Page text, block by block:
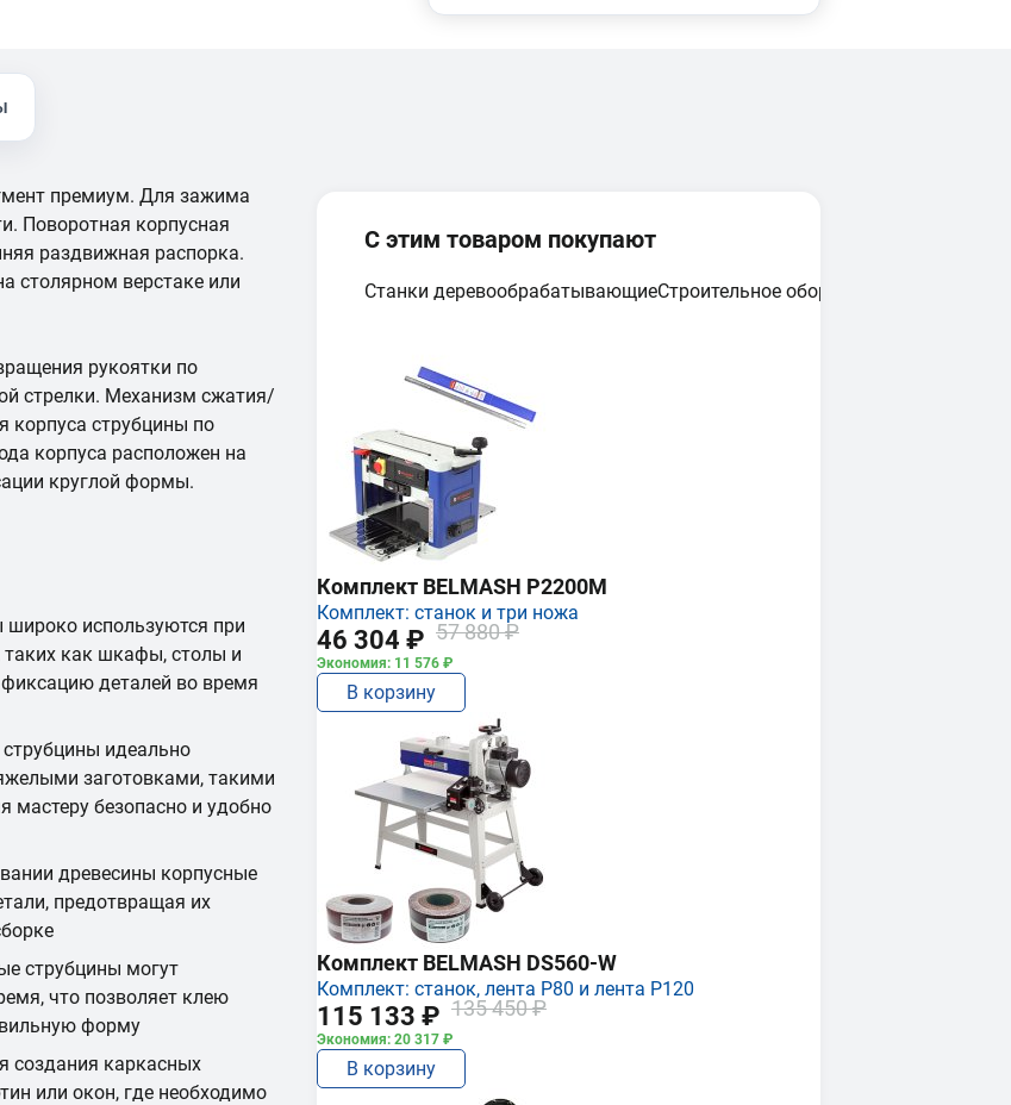
премиум. Для зажима
Поворотная корпусная
раздвижная распорка.
столярном верстаке или
рукоятки по
стрелки. Механизм сжатия/
корпуса струбцины по
корпуса расположен на
круглой формы.
используются при
таких как шкафы, столы и
деталей во время
идеально
заготовками, такими
мастеру безопасно и удобно
древесины корпусные
предотвращая их
струбцины могут
что позволяет клею
форму
создания каркасных
или окон, где необходимо
С этим товаром покупают
Станки деревообрабатывающиеСтроительное оборудование
Комплект BELMASH P2200M
Комплект: станок и три ножа
46 304 ₽ 57 880 ₽
Экономия: 11 576 ₽
В корзину
Комплект BELMASH DS560-W
Комплект: станок, лента P80 и лента P120
115 133 ₽ 135 450 ₽
Экономия: 20 317 ₽
В корзину